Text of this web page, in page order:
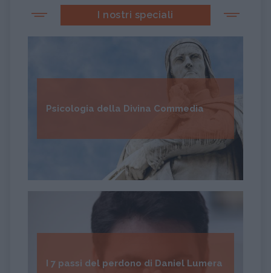
I nostri speciali
Psicologia della Divina Commedia
I 7 passi del perdono di Daniel Lumera